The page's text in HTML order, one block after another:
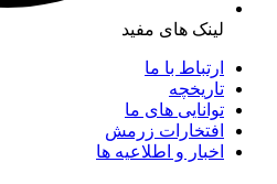
لینک های مفید
ارتباط با ما
تاریخچه
توانایی های ما
افتخارات زرمش
اخبار و اطلاعیه ها